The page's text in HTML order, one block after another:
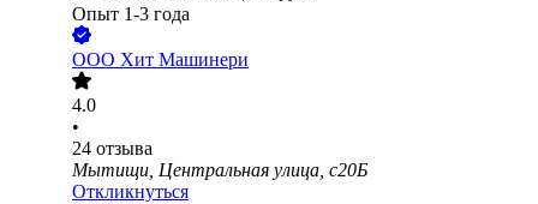
Опыт 1-3 года
ООО Хит Машинери
4.0
•
24 отзыва
Мытищи, Центральная улица, с20Б
Откликнуться